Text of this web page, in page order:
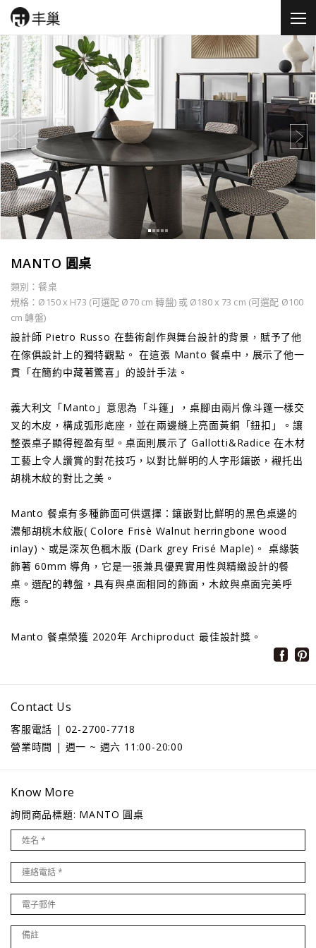
MANTO 圓桌
類別：餐桌
規格：Ø150 x H73 (可選配 Ø70 cm 轉盤) 或 Ø180 x 73 cm (可選配 Ø100
cm 轉盤)
設計師 Pietro Russo 在藝術創作與舞台設計的背景，賦予了他
在傢俱設計上的獨特觀點。 在這張 Manto 餐桌中，展示了他一
貫「在簡約中藏著驚喜」的設計手法。
義大利文「Manto」意思為「斗篷」，桌腳由兩片像斗篷一樣交
叉的木皮，構成弧形底座，並在兩邊縫上亮面黃銅「鈕扣」。讓
整張桌子顯得輕盈有型。桌面則展示了 Gallotti&Radice 在木材
工藝上令人讚賞的對花技巧，以對比鮮明的人字形鑲嵌，襯托出
胡桃木紋的對比之美。
Manto 餐桌有多種飾面可供選擇：鑲嵌對比鮮明的黑色桌邊的
濃郁胡桃木紋版( Colore Frisè Walnut herringbone wood
inlay)、或是深灰色楓木版 (Dark grey Frisé Maple)。 桌緣裝
飾著 60mm 導角，它是一張兼具優異實用性與精緻設計的餐
桌。選配的轉盤，具有與桌面相同的飾面，木紋與桌面完美呼
應。
Manto 餐桌榮獲 2020年 Archiproduct 最佳設計獎。
Contact Us
客服電話 | 02-2700-7718
營業時間 | 週一 ~ 週六 11:00-20:00
Know More
詢問商品標題: MANTO 圓桌